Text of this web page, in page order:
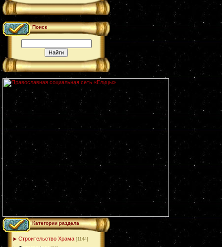
Поиск
Категории раздела
Строительство Храма [1144]